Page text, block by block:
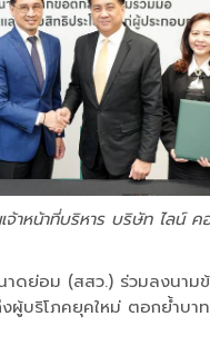
าหน้าที่บริหาร บริษัท ไลน์
ดย่อม (สสว.) ร่วมลงนา
ริโภคยุคใหม่ ตอกย้ำบา